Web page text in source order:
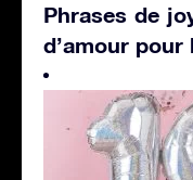
Phrases de
d’amour